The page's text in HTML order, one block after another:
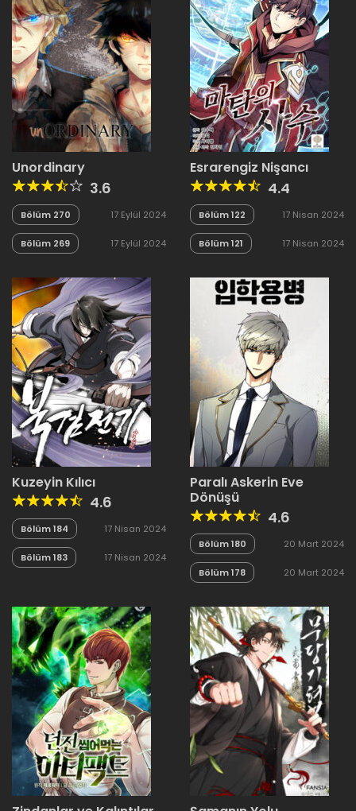
Unordinary
3.6
Bölüm 270 17 Eylül 2024
Bölüm 269 17 Eylül 2024
Esrarengiz Nişancı
4.4
Bölüm 122 17 Nisan 2024
Bölüm 121 17 Nisan 2024
Kuzeyin Kılıcı
4.6
Bölüm 184 17 Nisan 2024
Bölüm 183 17 Nisan 2024
Paralı Askerin Eve
Dönüşü
4.6
Bölüm 180 20 Mart 2024
Bölüm 178 20 Mart 2024